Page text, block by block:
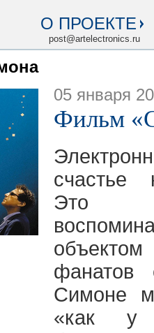
О ПРОЕКТЕ
post@artelectronics.ru
05 января
Фильм
счастье
Это
фанатов
Симоне
«как у